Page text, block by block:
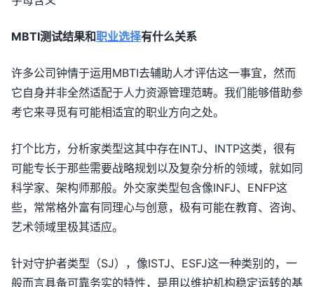
MBTI测试结果和职业选择有什么关系
许多公司钟情于运用MBTI去辅助人才评估这一事宜，然而
它自身并非全然适配于人力资源管理范畴。我们能够借助参
考它来寻觅有可能相适宜的职业方向之处。
打个比方，分析家类型这其中存在INTJ、INTP这类，很有
可能专长于那些需要战略规划以及复杂分析的领域，就如同
科学家、架构师那般。外交家类型包含像INFJ、ENFP这
些，常常格外富有同理心与创意，极有可能在教育、咨询、
艺术领域里极其适应。
针对守护者类型（SJ），像ISTJ、ESFJ这一种类别的，一
般而言具备可靠务实的特性，是用以维护机构稳定运转的基